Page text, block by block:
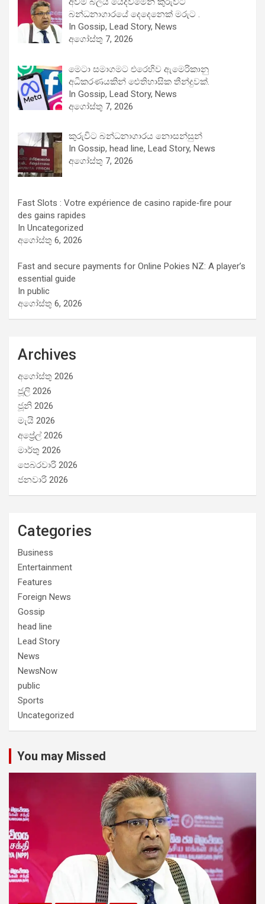
බන්ධනාගාරයේ දෙදෙනෙක් මරුට .
In Gossip, Lead Story, News
අගෝස්තු 7, 2026
මෙටා සමාගමට එරෙහිව ඇමෙරිකානු
අධිකරණයකින් ඓතිහාසික තීන්දුවක්.
In Gossip, Lead Story, News
අගෝස්තු 7, 2026
කුරුවිට බන්ධනාගාරය නොසන්සුන්
In Gossip, head line, Lead Story, News
අගෝස්තු 7, 2026
Fast Slots : Votre expérience de casino rapide‑fire pour
des gains rapides
In Uncategorized
අගෝස්තු 6, 2026
Fast and secure payments for Online Pokies NZ: A player’s
essential guide
In public
අගෝස්තු 6, 2026
Archives
අගෝස්තු 2026
ජූලි 2026
ජූනි 2026
මැයි 2026
අප්‍රේල් 2026
මාර්තු 2026
පෙබරවාරි 2026
ජනවාරි 2026
Categories
Business
Entertainment
Features
Foreign News
Gossip
head line
Lead Story
News
NewsNow
public
Sports
Uncategorized
You may Missed